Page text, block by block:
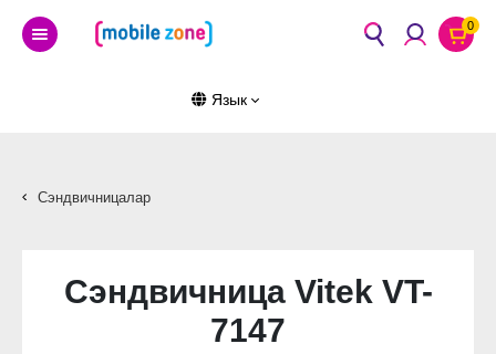
0
Язык
Сэндвичницалар
Сэндвичница Vitek VT-
7147